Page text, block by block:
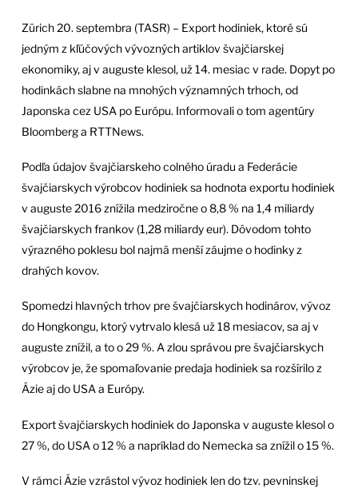
Zürich 20. septembra (TASR) – Export hodiniek, ktoré sú
jedným z kľúčových vývozných artiklov švajčiarskej
ekonomiky, aj v auguste klesol, už 14. mesiac v rade. Dopyt po
hodinkách slabne na mnohých významných trhoch, od
Japonska cez USA po Európu. Informovali o tom agentúry
Bloomberg a RTTNews.
Podľa údajov švajčiarskeho colného úradu a Federácie
švajčiarskych výrobcov hodiniek sa hodnota exportu hodiniek
v auguste 2016 znížila medziročne o 8,8 % na 1,4 miliardy
švajčiarskych frankov (1,28 miliardy eur). Dôvodom tohto
výrazného poklesu bol najmä menší záujme o hodinky z
drahých kovov.
Spomedzi hlavných trhov pre švajčiarskych hodinárov, vývoz
do Hongkongu, ktorý vytrvalo klesá už 18 mesiacov, sa aj v
auguste znížil, a to o 29 %. A zlou správou pre švajčiarskych
výrobcov je, že spomaľovanie predaja hodiniek sa rozšírilo z
Ázie aj do USA a Európy.
Export švajčiarskych hodiniek do Japonska v auguste klesol o
27 %, do USA o 12 % a napríklad do Nemecka sa znížil o 15 %.
V rámci Ázie vzrástol vývoz hodiniek len do tzv. pevninskej